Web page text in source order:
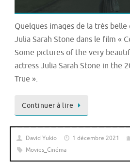
Quelques images de la très
Julia Sarah Stone dans le film «
Some pictures of the very
actress Julia Sarah Stone in the
True ».
Continuer à lire
David Yukio 1 décembre 2021
Movies_Cinéma